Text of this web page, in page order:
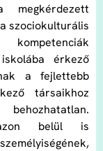
megkérdezett
szociokulturális
érkező
a fejlettebb
társaikhoz
belül is